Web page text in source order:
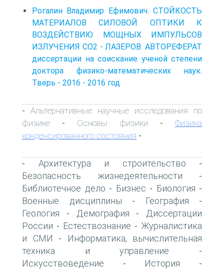
Рогалин Владимир Ефимович. СТОЙКОСТЬ
МАТЕРИАЛОВ СИЛОВОЙ ОПТИКИ К
ВОЗДЕЙСТВИЮ МОЩНЫХ ИМПУЛЬСОВ
ИЗЛУЧЕНИЯ СО2 - ЛАЗЕРОВ. АВТОРЕФЕРАТ
диссертации на соискание ученой степени
доктора физико-математических наук.
Тверь - 2016 - 2016 год
- Альтернативные научные исследования по
физике - Основы физики -Физика
конденсированного состояния -
- Архитектура и строительство -
Безопасность жизнедеятельности -
Библиотечное дело - Бизнес - Биология -
Военные дисциплины - География -
Геология - Демография -
Диссертации
России - Естествознание - Журналистика
и СМИ -
Информатика, вычислительная
техника и управление -
Искусствоведение - История -